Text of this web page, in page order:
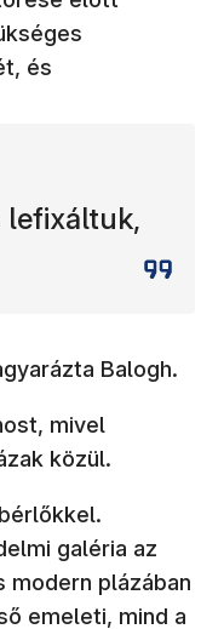
és
lefixáltuk,
Balogh.
mivel
közül.
galéria az
modern plázában
emeleti, mind a